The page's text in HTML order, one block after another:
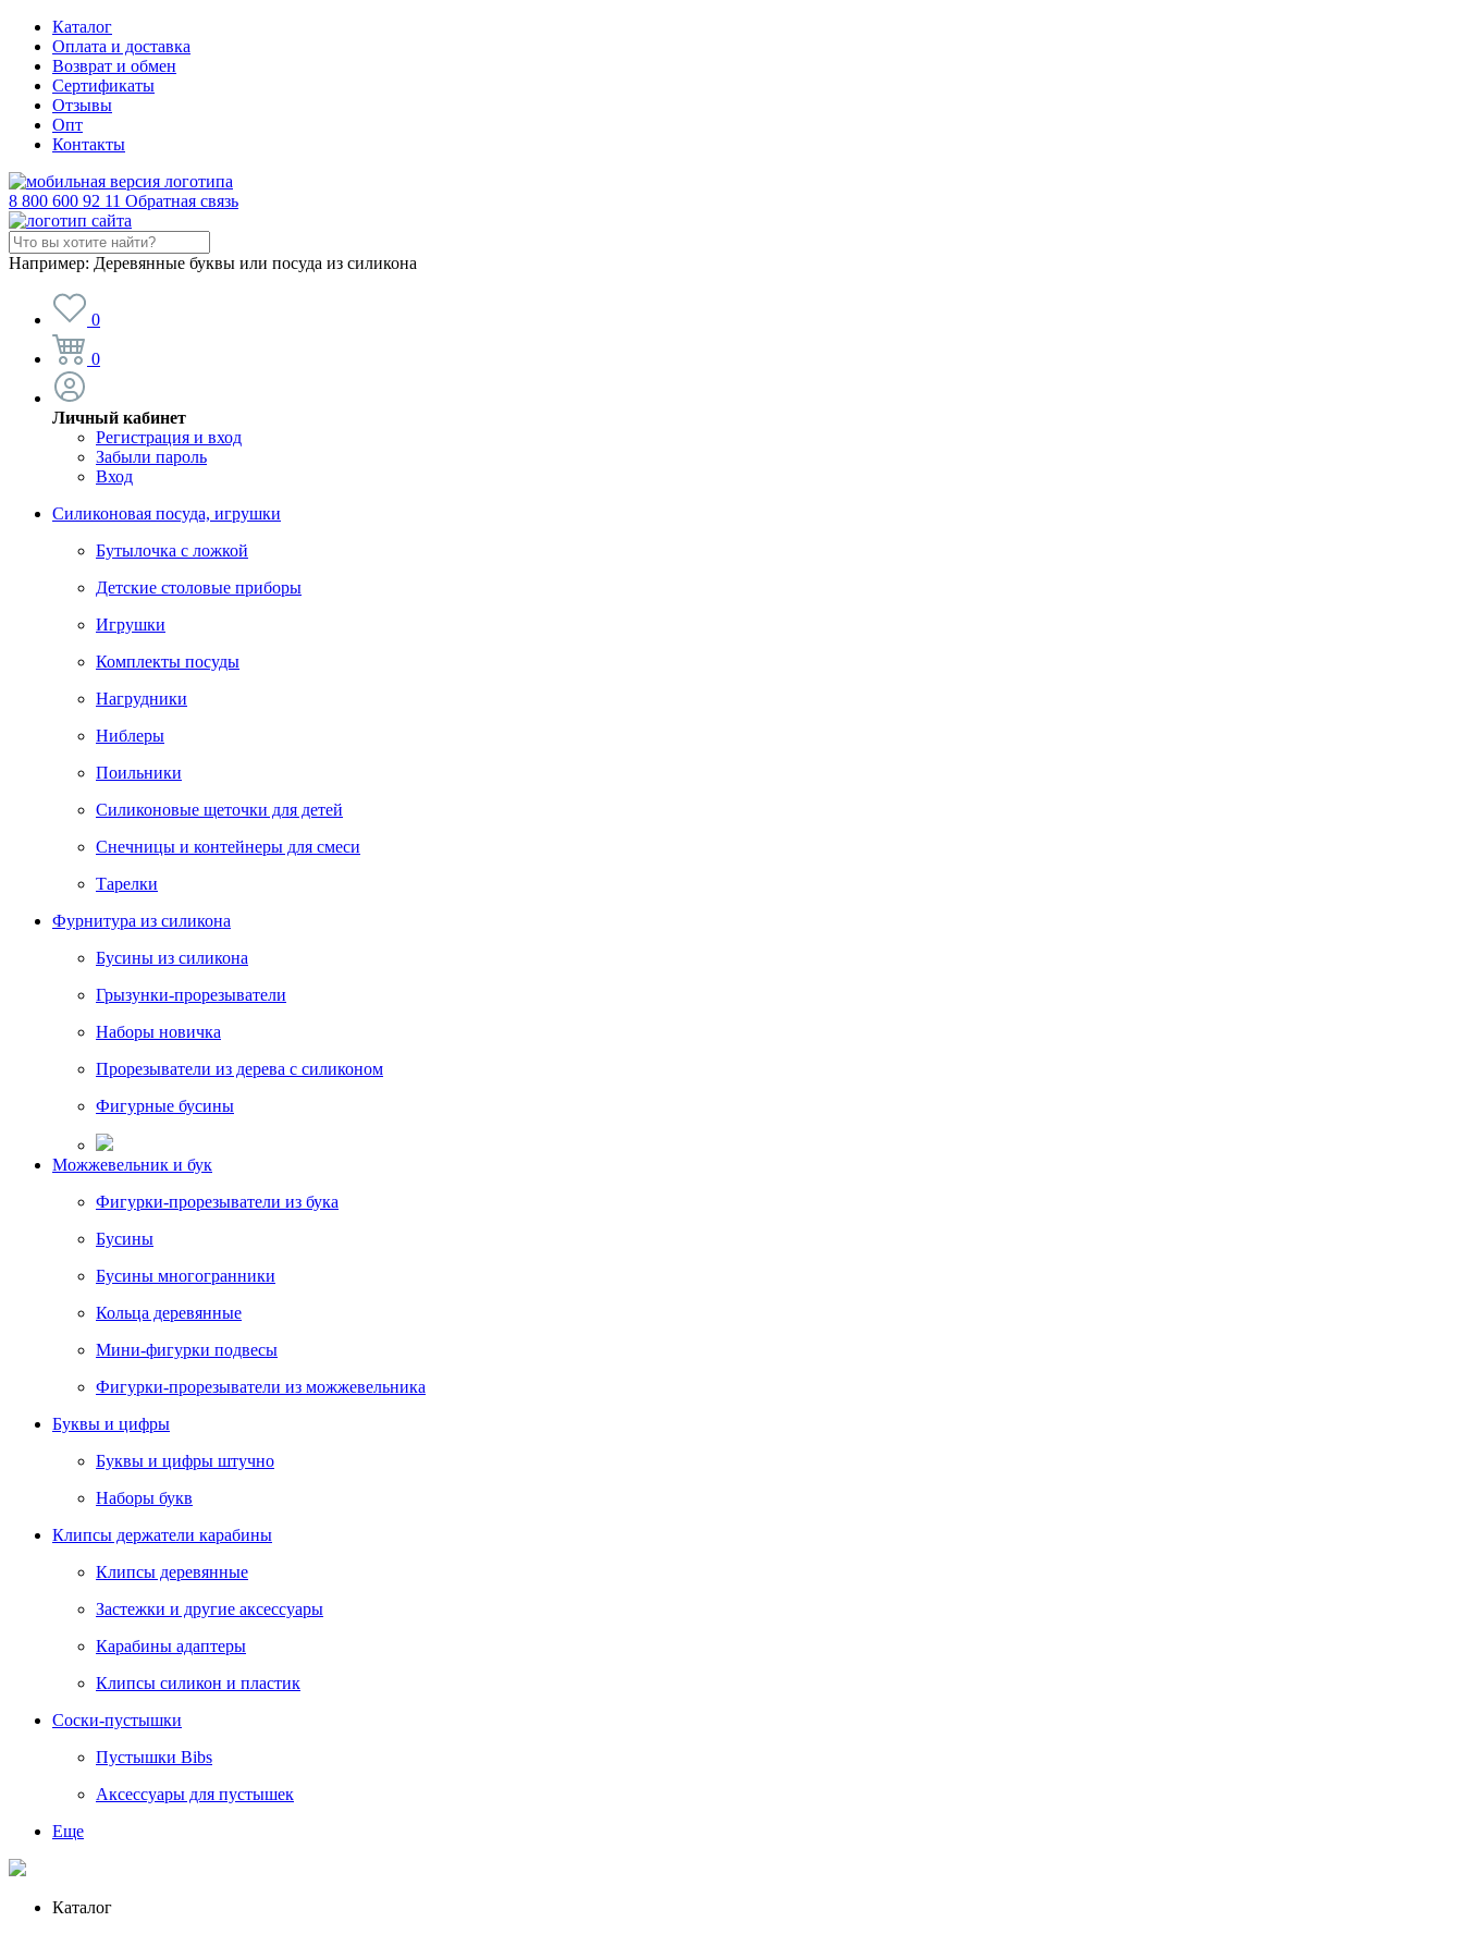
Каталог
Оплата и доставка
Возврат и обмен
Сертификаты
Отзывы
Опт
Контакты
8 800 600 92 11 Обратная связь
Например: Деревянные буквы или посуда из силикона
0
0
Личный кабинет
Регистрация и вход
Забыли пароль
Вход
Силиконовая посуда, игрушки
Бутылочка с ложкой
Детские столовые приборы
Игрушки
Комплекты посуды
Нагрудники
Ниблеры
Поильники
Силиконовые щеточки для детей
Снечницы и контейнеры для смеси
Тарелки
Фурнитура из силикона
Бусины из силикона
Грызунки-прорезыватели
Наборы новичка
Прорезыватели из дерева с силиконом
Фигурные бусины
Можжевельник и бук
Фигурки-прорезыватели из бука
Бусины
Бусины многогранники
Кольца деревянные
Мини-фигурки подвесы
Фигурки-прорезыватели из можжевельника
Буквы и цифры
Буквы и цифры штучно
Наборы букв
Клипсы держатели карабины
Клипсы деревянные
Застежки и другие аксессуары
Карабины адаптеры
Клипсы силикон и пластик
Соски-пустышки
Пустышки Bibs
Аксессуары для пустышек
Еще
Каталог